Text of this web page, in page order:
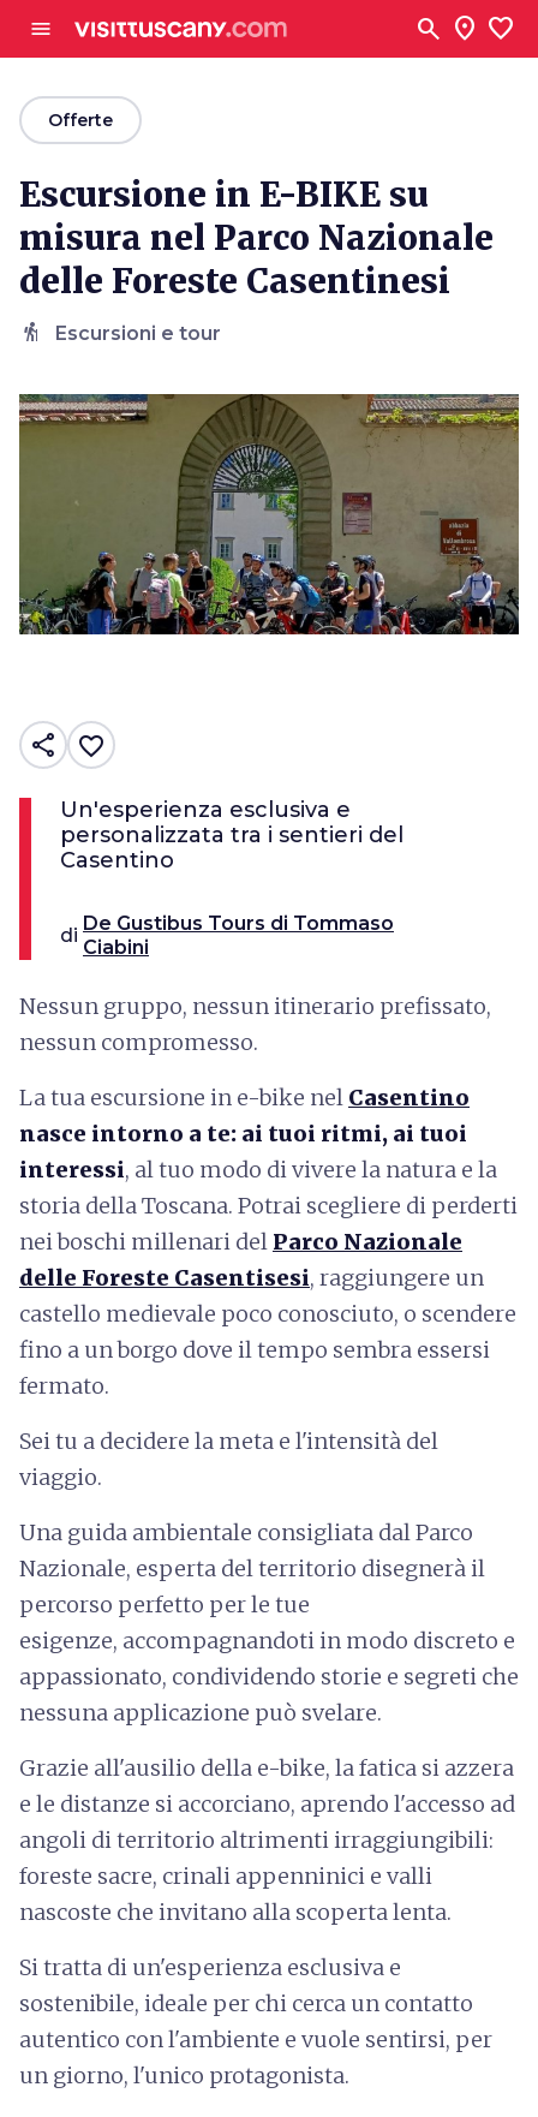
menu search location_on favorite
arrow_backOfferte
Escursione in E-BIKE su
misura nel Parco Nazionale
delle Foreste Casentinesi
hiking Escursioni e tour
share favorite_border
Un'esperienza esclusiva e
personalizzata tra i sentieri del
Casentino
di
De Gustibus Tours di Tommaso
Ciabini
Nessun gruppo, nessun itinerario prefissato,
nessun compromesso.
La tua escursione in e-bike nel Casentino
nasce intorno a te: ai tuoi ritmi, ai tuoi
interessi, al tuo modo di vivere la natura e la
storia della Toscana. Potrai scegliere di perderti
nei boschi millenari del Parco Nazionale
delle Foreste Casentisesi, raggiungere un
castello medievale poco conosciuto, o scendere
fino a un borgo dove il tempo sembra essersi
fermato.
Sei tu a decidere la meta e l'intensità del
viaggio.
Una guida ambientale consigliata dal Parco
Nazionale, esperta del territorio disegnerà il
percorso perfetto per le tue
esigenze, accompagnandoti in modo discreto e
appassionato, condividendo storie e segreti che
nessuna applicazione può svelare.
Grazie all'ausilio della e-bike, la fatica si azzera
e le distanze si accorciano, aprendo l'accesso ad
angoli di territorio altrimenti irraggiungibili:
foreste sacre, crinali appenninici e valli
nascoste che invitano alla scoperta lenta.
Si tratta di un'esperienza esclusiva e
sostenibile, ideale per chi cerca un contatto
autentico con l'ambiente e vuole sentirsi, per
un giorno, l'unico protagonista.